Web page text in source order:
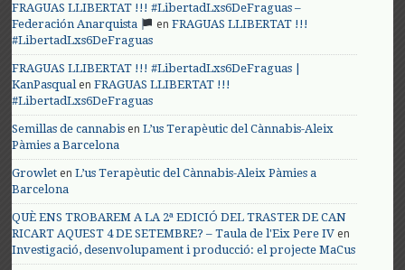
FRAGUAS LLIBERTAT !!! #LibertadLxs6DeFraguas –
Federación Anarquista
enFRAGUAS LLIBERTAT !!!
#LibertadLxs6DeFraguas
FRAGUAS LLIBERTAT !!! #LibertadLxs6DeFraguas |
KanPasqualenFRAGUAS LLIBERTAT !!!
#LibertadLxs6DeFraguas
Semillas de cannabis enL’us Terapèutic del Cànnabis-Aleix
Pàmies a Barcelona
Growlet enL’us Terapèutic del Cànnabis-Aleix Pàmies a
Barcelona
QUÈ ENS TROBAREM A LA 2ª EDICIÓ DEL TRASTER DE CAN
RICART AQUEST 4 DE SETEMBRE? – Taula de l'Eix Pere IV en
Investigació, desenvolupament i producció: el projecte MaCus